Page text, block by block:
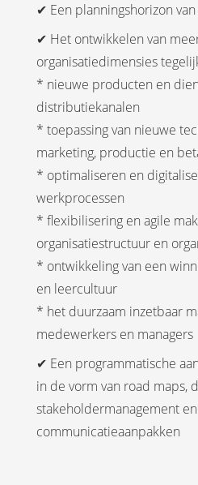
✔ Een planningshorizon
✔ Het ontwikkelen van
organisatiedimensies
* nieuwe producten en
distributiekanalen
* toepassing van nieuwe
marketing, productie en
* optimaliseren en
werkprocessen
* flexibilisering en agile
organisatiestructuur en
* ontwikkeling van een
en leercultuur
* het duurzaam inzetbaar
medewerkers en managers
✔ Een programmatische
in de vorm van road maps,
stakeholdermanagement
communicatieaanpakken